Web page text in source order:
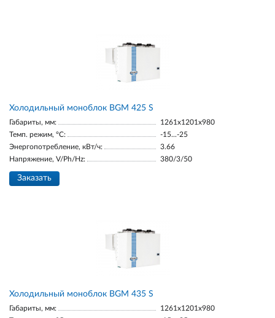
Холодильный моноблок BGM 425 S
Габариты, мм:
1261x1201x980
Темп. режим, °С:
-15...-25
Энергопотребление, кВт/ч:
3.66
Напряжение, V/Ph/Hz:
380/3/50
Заказать
Холодильный моноблок BGM 435 S
Габариты, мм:
1261x1201x980